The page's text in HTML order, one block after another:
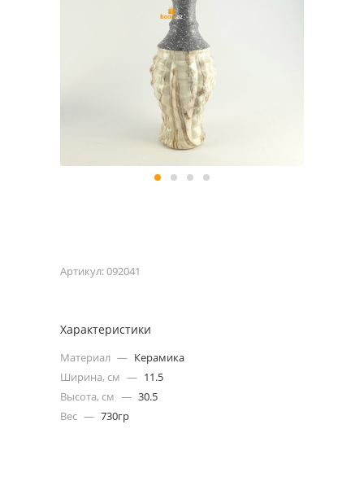
Артикул:092041
Характеристики
Материал — Керамика
Ширина, см — 11.5
Высота, см — 30.5
Вес — 730гр